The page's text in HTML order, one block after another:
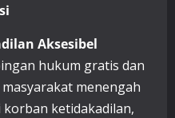
Aksesibel
hukum gratis dan
menengah
korban ketidakadilan,